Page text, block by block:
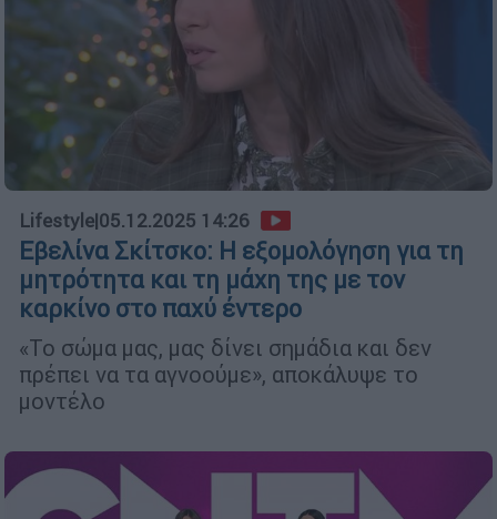
Lifestyle|05.12.2025 14:26
Εβελίνα Σκίτσκο: Η εξομολόγηση για τη
μητρότητα και τη μάχη της με τον
καρκίνο στο παχύ έντερο
«Το σώμα μας, μας δίνει σημάδια και δεν
πρέπει να τα αγνοούμε», αποκάλυψε το
μοντέλο